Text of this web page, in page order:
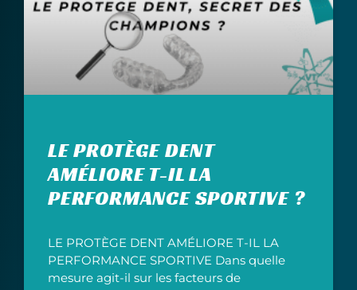
LE PROTÈGE DENT
AMÉLIORE T-IL LA
PERFORMANCE SPORTIVE ?
LE PROTÈGE DENT AMÉLIORE T-IL LA
PERFORMANCE SPORTIVE Dans quelle
mesure agit-il sur les facteurs de